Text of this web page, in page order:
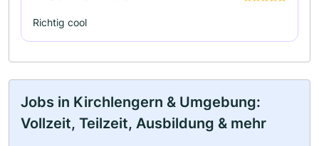
Richtig cool
Jobs in Kirchlengern & Umgebung:
Vollzeit, Teilzeit, Ausbildung & mehr